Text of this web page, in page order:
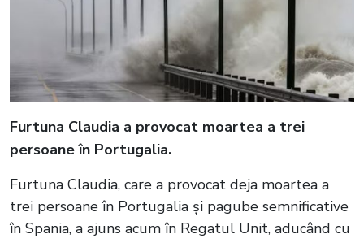
Furtuna Claudia a provocat moartea a trei
persoane în Portugalia.
Furtuna Claudia, care a provocat deja moartea a
trei persoane în Portugalia și pagube semnificative
în Spania, a ajuns acum în Regatul Unit, aducând cu